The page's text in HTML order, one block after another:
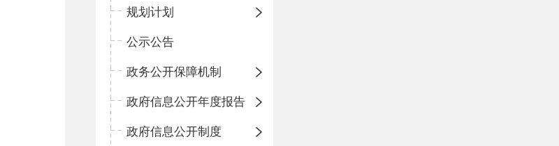
规划计划
公示公告
政务公开保障机制
政府信息公开年度报告
政府信息公开制度